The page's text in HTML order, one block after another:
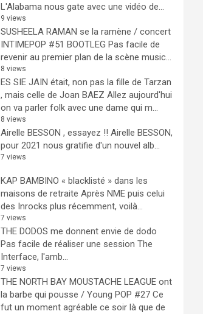
L'Alabama nous gate avec une vidéo de...
9 views
SUSHEELA RAMAN se la ramène / concert
INTIMEPOP #51 BOOTLEG Pas facile de
revenir au premier plan de la scène music...
8 views
ES SIE JAIN était, non pas la fille de Tarzan
, mais celle de Joan BAEZ Allez aujourd'hui
on va parler folk avec une dame qui m...
8 views
Airelle BESSON , essayez !! Airelle BESSON,
pour 2021 nous gratifie d'un nouvel alb...
7 views
KAP BAMBINO « blacklisté » dans les
maisons de retraite Après NME puis celui
des Inrocks plus récemment, voilà...
7 views
THE DODOS me donnent envie de dodo
Pas facile de réaliser une session The
Interface, l'amb...
7 views
THE NORTH BAY MOUSTACHE LEAGUE ont
la barbe qui pousse / Young POP #27 Ce
fut un moment agréable ce soir là que de